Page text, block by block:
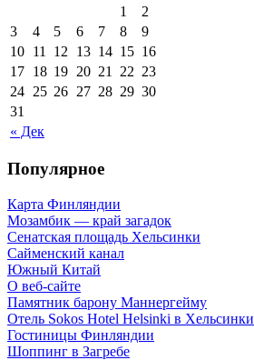
« Дек
1
2
3
4 5 6 7 8
9
10 11 12 13 14 15 16
17 18 19 20 21 22 23
24 25 26 27 28 29 30
31
Популярное
Карта Финляндии
Мозамбик — край загадок
Сенатская площадь Хельсинки
Сайменский канал
Южный Китай
О веб-сайте
Памятник барону Маннергейму
Отель Sokos Hotel Helsinki в Хельсинки
Гостиницы Финляндии
Шоппинг в Загребе